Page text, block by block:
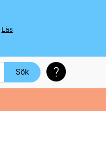
Läs
Sök Söktips